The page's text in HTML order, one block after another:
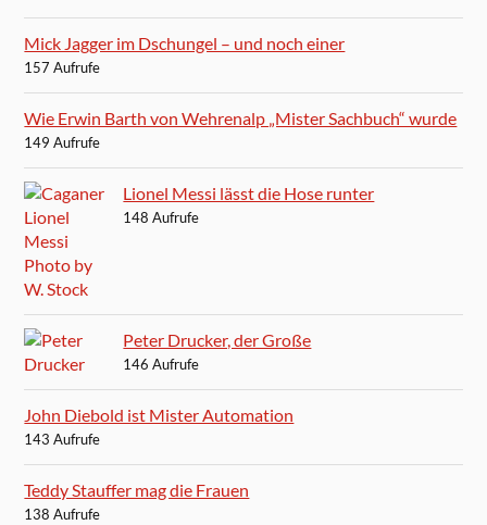
Mick Jagger im Dschungel – und noch einer
157 Aufrufe
Wie Erwin Barth von Wehrenalp „Mister Sachbuch“ wurde
149 Aufrufe
Lionel Messi lässt die Hose runter
148 Aufrufe
Peter Drucker, der Große
146 Aufrufe
John Diebold ist Mister Automation
143 Aufrufe
Teddy Stauffer mag die Frauen
138 Aufrufe